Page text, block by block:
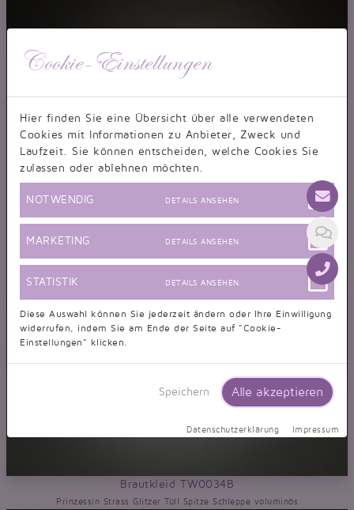
Brautkleid TW0034B
Prinzessin Strass Glitzer Tüll Spitze Schleppe voluminös
Cookie-Einstellungen
Hier finden Sie eine Übersicht über alle verwendeten
Cookies mit Informationen zu Anbieter, Zweck und
Laufzeit. Sie können entscheiden, welche Cookies Sie
zulassen oder ablehnen möchten.
NOTWENDIG DETAILS ANSEHEN
MARKETING DETAILS ANSEHEN
STATISTIK DETAILS ANSEHEN
Diese Auswahl können Sie jederzeit ändern oder Ihre Einwilligung
widerrufen, indem Sie am Ende der Seite auf "Cookie-
Einstellungen" klicken.
Speichern Alle akzeptieren
Datenschutzerklärung Impressum